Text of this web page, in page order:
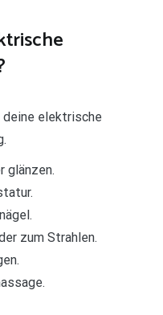
elektrische
glänzen.
zum Strahlen.